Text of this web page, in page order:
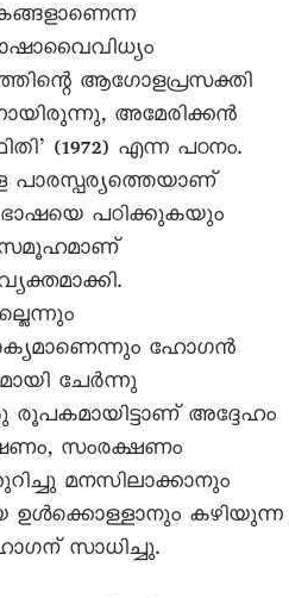
ആഗോളപ്രസക്തി
അമേരിക്കൻ
(1972) എന്ന പഠനം.
ഭാഷയെ പഠിക്കുകയും
സമൂഹമാണ്
ഹോഗൻ
ചേർന്നു
രൂപകമായിട്ടാണ് അദ്ദേഹം
സംരക്ഷണം
മനസിലാക്കാനും
ഉൾക്കൊള്ളാനും കഴിയുന്ന
സാധിച്ചു.